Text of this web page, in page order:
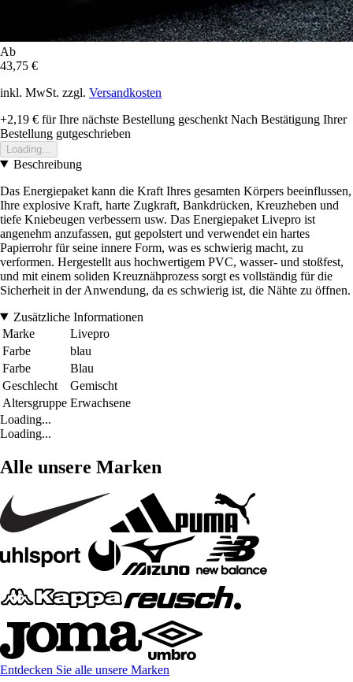
Ab
43,75 €
inkl. MwSt. zzgl. Versandkosten
+2,19 € für Ihre nächste Bestellung geschenkt Nach Bestätigung Ihrer
Bestellung gutgeschrieben
Loading...
Beschreibung
Das Energiepaket kann die Kraft Ihres gesamten Körpers beeinflussen,
Ihre explosive Kraft, harte Zugkraft, Bankdrücken, Kreuzheben und
tiefe Kniebeugen verbessern usw. Das Energiepaket Livepro ist
angenehm anzufassen, gut gepolstert und verwendet ein hartes
Papierrohr für seine innere Form, was es schwierig macht, zu
verformen. Hergestellt aus hochwertigem PVC, wasser- und stoßfest,
und mit einem soliden Kreuznähprozess sorgt es vollständig für die
Sicherheit in der Anwendung, da es schwierig ist, die Nähte zu öffnen.
Zusätzliche Informationen
Marke
Livepro
Farbe
blau
Farbe
Blau
Geschlecht
Gemischt
Altersgruppe Erwachsene
Loading...
Loading...
Alle unsere Marken
Entdecken Sie alle unsere Marken